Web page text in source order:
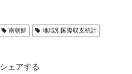
南朝鮮
地域別国際収支統計
シェアする